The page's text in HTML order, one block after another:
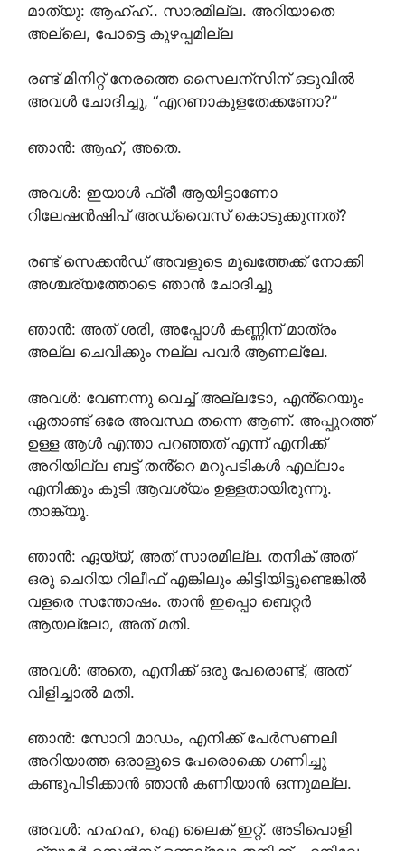
മാത്യു: ആഹ്ഹ്.. സാരമില്ല. അറിയാതെ
അല്ലെ, പോട്ടെ കുഴപ്പമില്ല
രണ്ട് മിനിറ്റ് നേരത്തെ സൈലന്സിന് ഒടുവിൽ
അവൾ ചോദിച്ചു, “എറണാകുളതേക്കണോ?”
ഞാൻ: ആഹ്, അതെ.
അവൾ: ഇയാൾ ഫ്രീ ആയിട്ടാണോ
റിലേഷൻഷിപ് അഡ്വൈസ് കൊടുക്കുന്നത്?
രണ്ട് സെക്കൻഡ് അവളുടെ മുഖത്തേക്ക് നോക്കി
അശ്ചര്യത്തോടെ ഞാൻ ചോദിച്ചു
ഞാൻ: അത് ശരി, അപ്പോൾ കണ്ണിന് മാത്രം
അല്ല ചെവിക്കും നല്ല പവർ ആണല്ലേ.
അവൾ: വേണന്നു വെച്ച് അല്ലടോ, എൻ്റെയും
ഏതാണ്ട് ഒരേ അവസ്ഥ തന്നെ ആണ്. അപ്പുറത്ത്
ഉള്ള ആൾ എന്താ പറഞ്ഞത് എന്ന് എനിക്ക്
അറിയില്ല ബട്ട്‌ തൻ്റെ മറുപടികൾ എല്ലാം
എനിക്കും കൂടി ആവശ്യം ഉള്ളതായിരുന്നു.
താങ്ക്യൂ.
ഞാൻ: ഏയ്യ്, അത് സാരമില്ല. തനിക് അത്
ഒരു ചെറിയ റിലീഫ് എങ്കിലും കിട്ടിയിട്ടുണ്ടെങ്കിൽ
വളരെ സന്തോഷം. താൻ ഇപ്പൊ ബെറ്റർ
ആയല്ലോ, അത് മതി.
അവൾ: അതെ, എനിക്ക് ഒരു പേരൊണ്ട്, അത്‌
വിളിച്ചാൽ മതി.
ഞാൻ: സോറി മാഡം, എനിക്ക് പേർസണലി
അറിയാത്ത ഒരാളുടെ പേരൊക്കെ ഗണിച്ചു
കണ്ടുപിടിക്കാൻ ഞാൻ കണിയാൻ ഒന്നുമല്ല.
അവൾ: ഹഹഹ, ഐ ലൈക് ഇറ്റ്. അടിപൊളി